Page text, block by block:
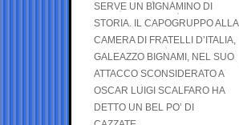
SERVE UN BIGNAMINO DI
STORIA. IL CAPOGRUPPO ALLA
CAMERA DI FRATELLI D’ITALIA,
GALEAZZO BIGNAMI, NEL SUO
ATTACCO SCONSIDERATO A
OSCAR LUIGI SCALFARO HA
DETTO UN BEL PO’ DI